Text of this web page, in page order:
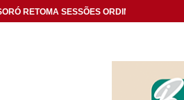
RETOMA SESSÕES ORDINÁRIAS